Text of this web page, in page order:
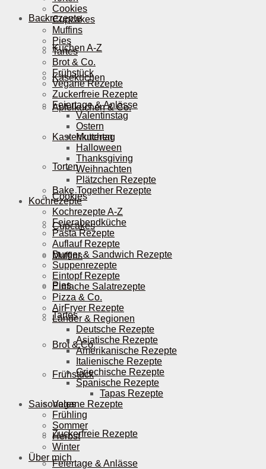
Backrezepte
Kuchen A-Z
Käsekuchen
Apfelkuchen & Co.
Kastenkuchen
Torten
Cookies
Cupcakes
Muffins
Pies
Tartes
Brot & Co.
Frühstück
Vegane Rezepte
Zuckerfreie Rezepte
Feiertage & Anlässe
Cookies
Cupcakes
Muffins
Pies
Tartes
Brot & Co.
Frühstück
Vegane Rezepte
Zuckerfreie Rezepte
Feiertage & Anlässe
Valentinstag
Ostern
Muttertag
Halloween
Thanksgiving
Weihnachten
Plätzchen Rezepte
Bake Together Rezepte
Kochrezepte
Kochrezepte A-Z
Feierabendküche
Pasta Rezepte
Auflauf Rezepte
Burger & Sandwich Rezepte
Suppenrezepte
Eintopf Rezepte
Einfache Salatrezepte
Pizza & Co.
AirFryer Rezepte
Länder & Regionen
Deutsche Rezepte
Asiatische Rezepte
Amerikanische Rezepte
Italienische Rezepte
Griechische Rezepte
Spanische Rezepte
Tapas Rezepte
Saisonales
Frühling
Sommer
Herbst
Winter
Über mich